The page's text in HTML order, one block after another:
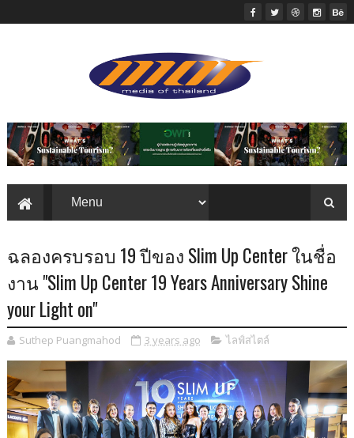
ฉลองครบรอบ 19 ปีของ Slim Up Center ในชื่อ
งาน "Slim Up Center 19 Years Anniversary Shine
your Light on"
Suthep Puangmahod 3 years ago ไลฟ์สไตล์